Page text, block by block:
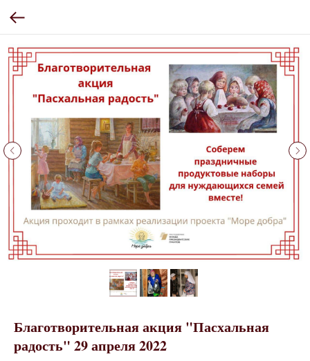
Благотворительная акция "Пасхальная
радость" 29 апреля 2022